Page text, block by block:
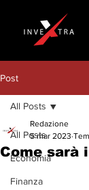
Post
All Posts
Economia
Finanza
All Posts
Come sarà
Redazione
5 mar 2023